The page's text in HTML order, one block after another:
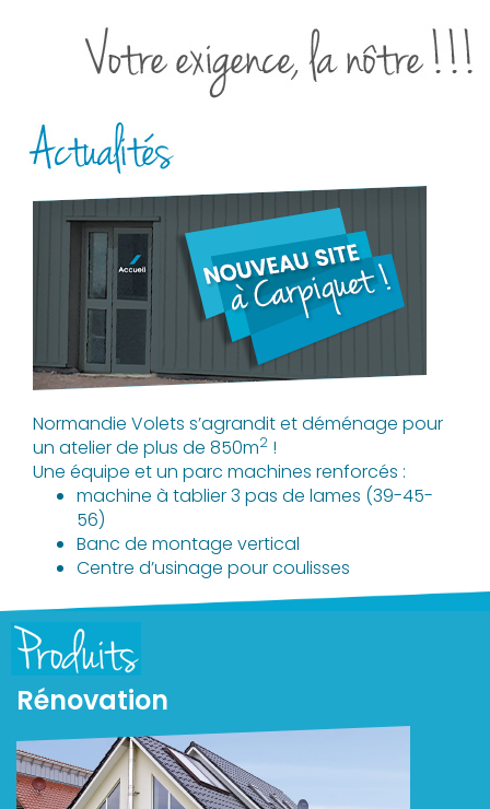
Normandie Volets s’agrandit et déménage pour
un atelier de plus de 850m2 !
Une équipe et un parc machines renforcés :
machine à tablier 3 pas de lames (39-45-
56)
Banc de montage vertical
Centre d’usinage pour coulisses
Rénovation